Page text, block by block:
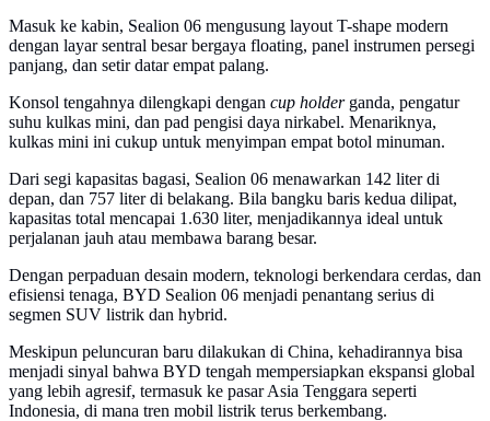
Masuk ke kabin, Sealion 06 mengusung layout T-shape modern
dengan layar sentral besar bergaya floating, panel instrumen persegi
panjang, dan setir datar empat palang.
Konsol tengahnya dilengkapi dengan cup holderganda, pengatur
suhu kulkas mini, dan pad pengisi daya nirkabel. Menariknya,
kulkas mini ini cukup untuk menyimpan empat botol minuman.
Dari segi kapasitas bagasi, Sealion 06 menawarkan 142 liter di
depan, dan 757 liter di belakang. Bila bangku baris kedua dilipat,
kapasitas total mencapai 1.630 liter, menjadikannya ideal untuk
perjalanan jauh atau membawa barang besar.
Dengan perpaduan desain modern, teknologi berkendara cerdas, dan
efisiensi tenaga, BYD Sealion 06 menjadi penantang serius di
segmen SUV listrik dan hybrid.
Meskipun peluncuran baru dilakukan di China, kehadirannya bisa
menjadi sinyal bahwa BYD tengah mempersiapkan ekspansi global
yang lebih agresif, termasuk ke pasar Asia Tenggara seperti
Indonesia, di mana tren mobil listrik terus berkembang.